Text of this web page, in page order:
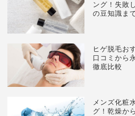
ング！失敗
の豆知識ま
ヒゲ脱毛お
口コミから
徹底比較
メンズ化粧
グ！乾燥か